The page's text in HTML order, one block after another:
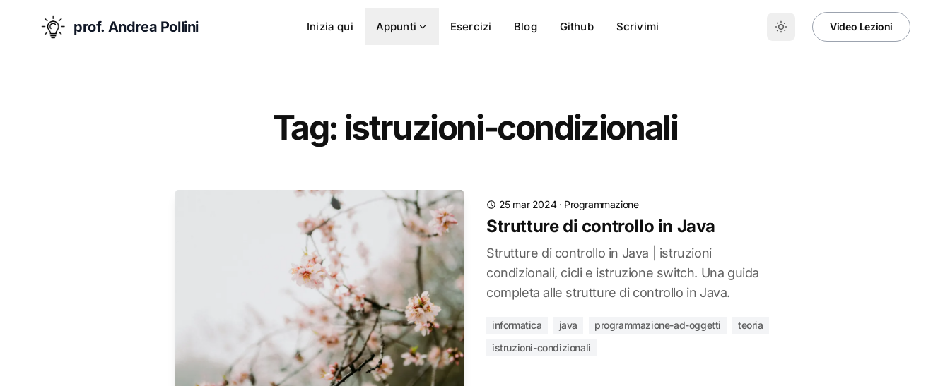
prof. Andrea Pollini Inizia qui Appunti Esercizi Blog Github Scrivimi Video Lezioni
Tag: istruzioni-condizionali
25 mar 2024· Programmazione
Strutture di controllo in Java
Strutture di controllo in Java | istruzioni
condizionali, cicli e istruzione switch. Una guida
completa alle strutture di controllo in Java.
informatica java programmazione-ad-oggetti
teoria
istruzioni-condizionali